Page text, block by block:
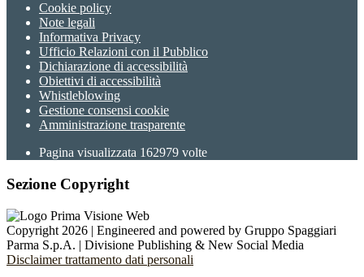
Cookie policy
Note legali
Informativa Privacy
Ufficio Relazioni con il Pubblico
Dichiarazione di accessibilità
Obiettivi di accessibilità
Whistleblowing
Gestione consensi cookie
Amministrazione trasparente
Pagina visualizzata 162979 volte
Sezione Copyright
Copyright 2026 | Engineered and powered by Gruppo Spaggiari
Parma S.p.A. | Divisione Publishing & New Social Media
Disclaimer trattamento dati personali